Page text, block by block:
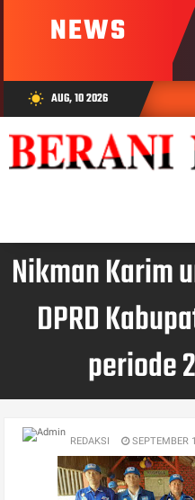
NEWS
wb_sunny AUG, 10 2026
Nikman Karim
DPRD
periode
REDAKSI SEPTEMBER